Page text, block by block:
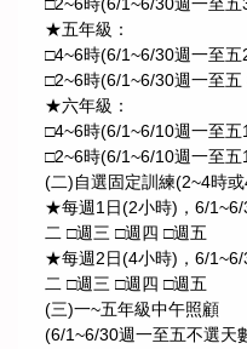
★五年級：
□4~6時(6/1~6/30週一至五
□2~6時(6/1~6/30週一至五
★六年級：
□4~6時(6/1~6/10週一至五
□2~6時(6/1~6/10週一至五
(二)自選固定訓練(2~4時
★每週1日(2小時)，6/1~6/
二 □週三 □週四 □週五
★每週2日(4小時)，6/1~6/
二 □週三 □週四 □週五
(三)一~五年級中午照顧
(6/1~6/30週一至五不選天